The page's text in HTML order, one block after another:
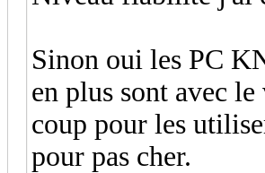
Sinon oui les PC
en plus sont avec
coup pour les
pour pas cher.